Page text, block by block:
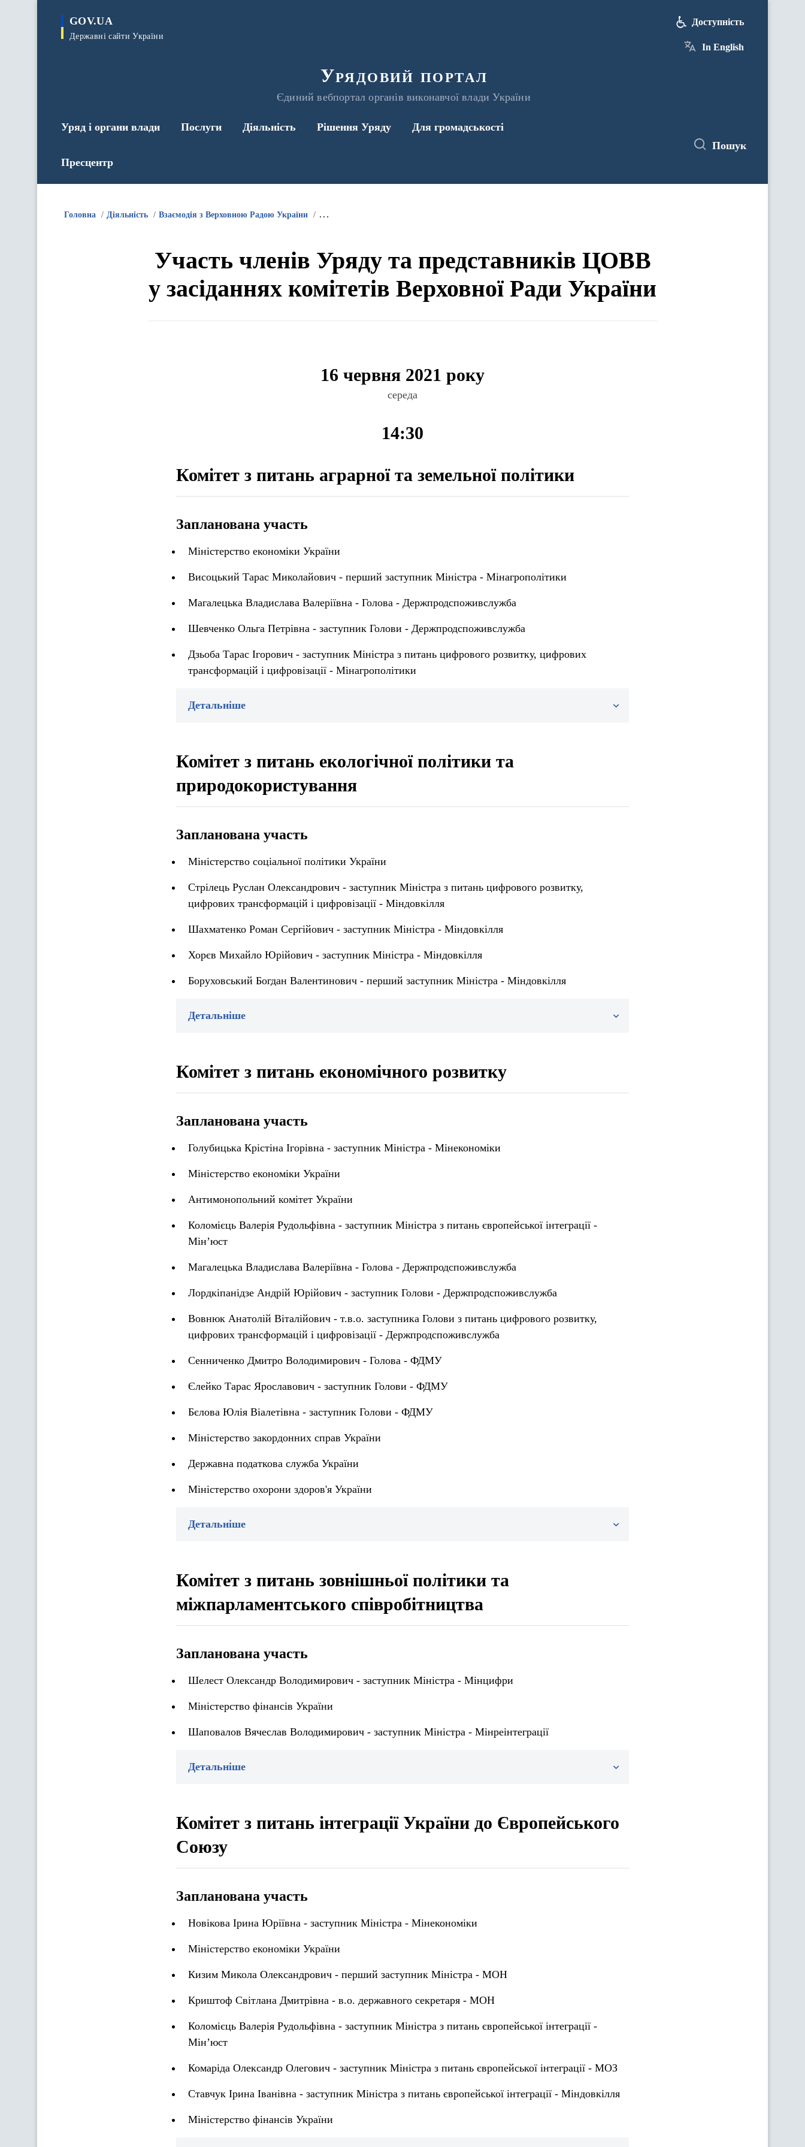
GOV.UA
Державні сайти України
Урядовий портал
Єдиний вебпортал органів виконавчої влади України
Доступність
In English
Уряд і органи влади Послуги Діяльність Рішення Уряду Для громадськості
Пресцентр
Пошук
Головна Діяльність Взаємодія з Верховною Радою України Інформація про участь членів Уряду та представників ЦОВВ у засіданнях комітетів Верховної Ради України
Участь членів Уряду та представників ЦОВВ
у засіданнях комітетів Верховної Ради України
16 червня 2021 року
середа
14:30
Комітет з питань аграрної та земельної політики
Запланована участь
Міністерство економіки України
Висоцький Тарас Миколайович - перший заступник Міністра - Мінагрополітики
Магалецька Владислава Валеріївна - Голова - Держпродспоживслужба
Шевченко Ольга Петрівна - заступник Голови - Держпродспоживслужба
Дзьоба Тарас Ігорович - заступник Міністра з питань цифрового розвитку, цифрових
трансформацій і цифровізації - Мінагрополітики
Детальніше
Комітет з питань екологічної політики та
природокористування
Запланована участь
Міністерство соціальної політики України
Стрілець Руслан Олександрович - заступник Міністра з питань цифрового розвитку,
цифрових трансформацій і цифровізації - Міндовкілля
Шахматенко Роман Сергійович - заступник Міністра - Міндовкілля
Хорєв Михайло Юрійович - заступник Міністра - Міндовкілля
Боруховський Богдан Валентинович - перший заступник Міністра - Міндовкілля
Детальніше
Комітет з питань економічного розвитку
Запланована участь
Голубицька Крістіна Ігорівна - заступник Міністра - Мінекономіки
Міністерство економіки України
Антимонопольний комітет України
Коломієць Валерія Рудольфівна - заступник Міністра з питань європейської інтеграції -
Мін’юст
Магалецька Владислава Валеріївна - Голова - Держпродспоживслужба
Лордкіпанідзе Андрій Юрійович - заступник Голови - Держпродспоживслужба
Вовнюк Анатолій Віталійович - т.в.о. заступника Голови з питань цифрового розвитку,
цифрових трансформацій і цифровізації - Держпродспоживслужба
Сенниченко Дмитро Володимирович - Голова - ФДМУ
Єлейко Тарас Ярославович - заступник Голови - ФДМУ
Бєлова Юлія Віалетівна - заступник Голови - ФДМУ
Міністерство закордонних справ України
Державна податкова служба України
Міністерство охорони здоров'я України
Детальніше
Комітет з питань зовнішньої політики та
міжпарламентського співробітництва
Запланована участь
Шелест Олександр Володимирович - заступник Міністра - Мінцифри
Міністерство фінансів України
Шаповалов Вячеслав Володимирович - заступник Міністра - Мінреінтеграції
Детальніше
Комітет з питань інтеграції України до Європейського
Союзу
Запланована участь
Новікова Ірина Юріївна - заступник Міністра - Мінекономіки
Міністерство економіки України
Кизим Микола Олександрович - перший заступник Міністра - МОН
Криштоф Світлана Дмитрівна - в.о. державного секретаря - МОН
Коломієць Валерія Рудольфівна - заступник Міністра з питань європейської інтеграції -
Мін’юст
Комаріда Олександр Олегович - заступник Міністра з питань європейської інтеграції - МОЗ
Ставчук Ірина Іванівна - заступник Міністра з питань європейської інтеграції - Міндовкілля
Міністерство фінансів України